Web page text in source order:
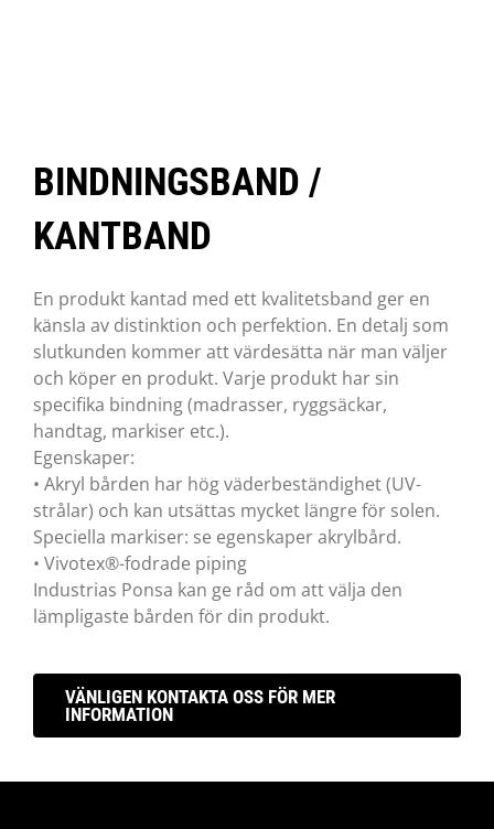
BINDNINGSBAND /
KANTBAND
En produkt kantad med ett kvalitetsband ger en
känsla av distinktion och perfektion. En detalj som
slutkunden kommer att värdesätta när man väljer
och köper en produkt. Varje produkt har sin
specifika bindning (madrasser, ryggsäckar,
handtag, markiser etc.).
Egenskaper:
• Akryl bården har hög väderbeständighet (UV-
strålar) och kan utsättas mycket längre för solen.
Speciella markiser: se egenskaper akrylbård.
• Vivotex®-fodrade piping
Industrias Ponsa kan ge råd om att välja den
lämpligaste bården för din produkt.
VÄNLIGEN KONTAKTA OSS FÖR MER
INFORMATION